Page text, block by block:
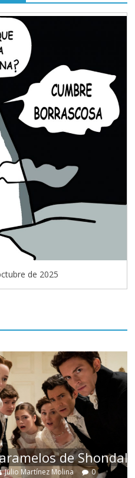
de 2025
de Shondaland
Molina 0